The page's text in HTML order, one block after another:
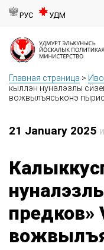
РУС УДМ
Главная страница >
кыллэн нуналэзлы
вожвылъяськонэ
21 January 2025
предков»